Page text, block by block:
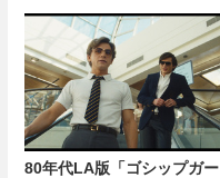
80年代LA版「ゴシップガー